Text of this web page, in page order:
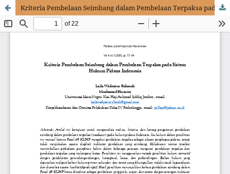
Kriteria Pembelaan Seimbang dalam Pembelaan Terpaksa pada Sistem Hukum Pidana Indonesia